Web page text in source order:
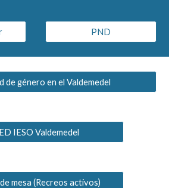
PND
de género en el Valdemedel
IESO Valdemedel
mesa (Recreos activos)